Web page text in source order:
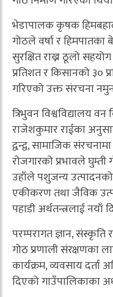
भेडापालक कृषक
गोठले वर्षा र हिमपातका
सुरक्षित राख्न ठूलो
प्रतिशत र किसानको ३०
गरिएको उक्त संरचना
त्रिभुवन विश्वविद्यालय वन
राजेशकुमार राईका
द्वन्द्व, सामाजिक
रोजगारको प्रभावले
उहाँले पशुजन्य उत्पादनको
एकीकरण तथा जैविक
पहाडी अर्थतन्त्रलाई
परम्परागत ज्ञान, संस्कृति
गोठ प्रणाली संरक्षणका
कार्यक्रम, व्यवसाय दर्ता
दिएको गाउँपालिकाका